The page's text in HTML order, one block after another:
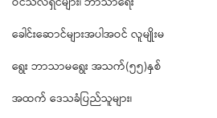
ခေါင်းဆောင်များအပါအဝင် လူမျိုးမ
ရွေး ဘာသာမရွေး အသက်(၅၅)နှစ်
အထက် ဒေသခံပြည်သူများ၊